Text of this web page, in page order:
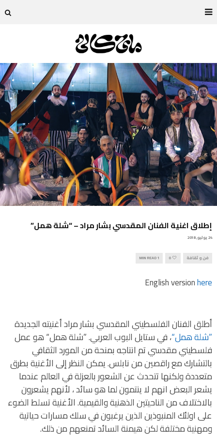
إطلاق اغنية الفنان المقدسي بشار مراد – “شلة همل”
24 يوليو, 2018
فن و ثقافة 0
1 MIN READ
English versionhere
أطلق الفنان الفلسطيني المقدسي بشار مراد أغنيته الجديدة
”شلة همل“، في ستايل البوب العربي. ”شلة همل“ هو عمل
فلسطيني مقدسي تم انتاجه بمنحة من المورد الثقافي
بالتشارك مع راقصين من نابلس. يمكن النظر إلى الأغنية بطرق
متعددة ولكنها تتحدث عن الشعور بالعزلة في العالم عندما
يشعر البعض انهم لا ينتمون لما هو سائد ، لأنهم يشعرون
بالاختلاف من الناحيتين الذهنية والقيمية. الأغنية تسلط الضوء
على اولئك المنبوذين الذين يرغبون في سلك مسارات حياتية
ومهنية مختلفة لكن هيمنة السائد تمنعهم من ذلك.